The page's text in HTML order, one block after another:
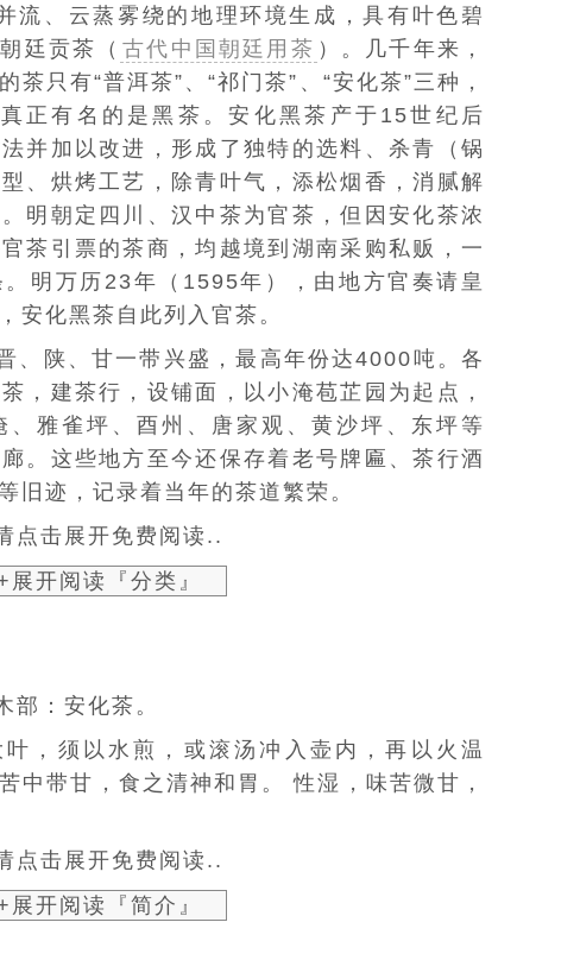
流、云蒸雾绕的地理环境生成，具有叶色碧
廷贡茶（ 古代中国朝廷用茶 ）。几千年来，
只有“普洱茶”、“祁门茶”、“安化茶”三种，
正有名的是黑茶 。安化黑茶产于15世纪后
并加以改进，形成了独特的选料、杀青（锅
、烘烤工艺，除青叶气，添松烟香，消腻解
明朝定四川、汉中茶为官茶 ，但因安化茶浓
茶引票的茶商，均越境到湖南采购私贩，一
明万历23年（1595年），由地方官奏请皇
安化黑茶自此列入官茶。
、陕、甘一带兴盛，最高年份达4000吨。各
，建茶行，设铺面，以小淹苞芷园为起点，
雅雀坪、 酉州 、唐家观、黄沙坪、 东坪等
。这些地方至今还保存着老号牌匾、茶行酒
旧迹，记录着当年的茶道繁荣。
点击展开免费阅读..
展开阅读『分类』
部：安化茶。
叶，须以水煎，或滚汤冲入壶内，再以火温
中带甘，食之清神和胃。 性湿，味苦微甘，
点击展开免费阅读..
展开阅读『简介』